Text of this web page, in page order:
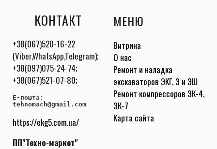
КОНТАКТ
+38(067)520-16-22
(Viber,WhatsApp,Telegram);
+38(097)075-24-74;
+38(067)521-07-80;
E-пошта :
tehnomach@gmail.com
https://ekg5.com.ua/
ПП"Техно-маркет"
МЕНЮ
Витрина
О нас
Ремонт и наладка
экскаваторов ЭКГ, Э и ЭШ
Ремонт компрессоров ЭК-4,
ЭК-7
Карта сайта